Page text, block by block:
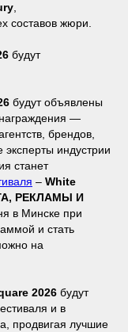
составов жюри.
будут
будут объявлены
—
брендов,
индустрии
станет
– White
РЕКЛАМЫ И
в Минске при
и стать
на
2026 будут
и в
продвигая лучшие